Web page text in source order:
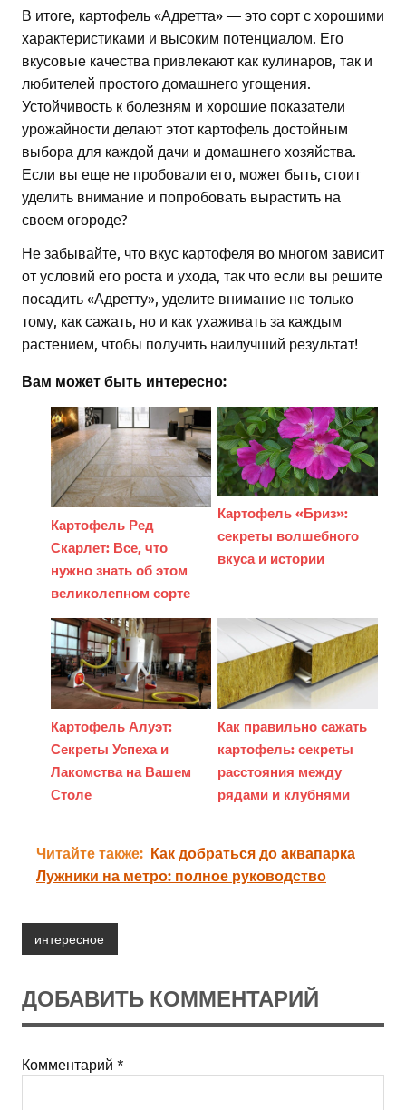
В итоге, картофель «Адретта» — это сорт с хорошими
характеристиками и высоким потенциалом. Его
вкусовые качества привлекают как кулинаров, так и
любителей простого домашнего угощения.
Устойчивость к болезням и хорошие показатели
урожайности делают этот картофель достойным
выбора для каждой дачи и домашнего хозяйства.
Если вы еще не пробовали его, может быть, стоит
уделить внимание и попробовать вырастить на
своем огороде?
Не забывайте, что вкус картофеля во многом зависит
от условий его роста и ухода, так что если вы решите
посадить «Адретту», уделите внимание не только
тому, как сажать, но и как ухаживать за каждым
растением, чтобы получить наилучший результат!
Вам может быть интересно:
Картофель Ред
Скарлет: Все, что
нужно знать об этом
великолепном сорте
Картофель «Бриз»:
секреты волшебного
вкуса и истории
Картофель Алуэт:
Секреты Успеха и
Лакомства на Вашем
Столе
Как правильно сажать
картофель: секреты
расстояния между
рядами и клубнями
Читайте также: Как добраться до аквапарка
Лужники на метро: полное руководство
интересное
ДОБАВИТЬ КОММЕНТАРИЙ
Комментарий *